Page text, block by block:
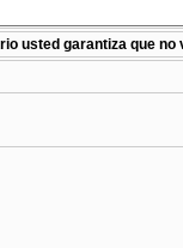
usted garantiza que no